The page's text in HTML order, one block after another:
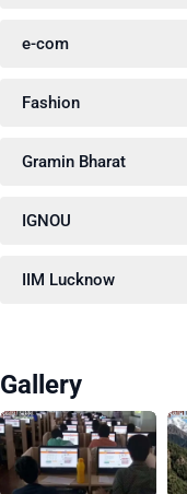
e-com
Fashion
Gramin Bharat
IGNOU
IIM Lucknow
Gallery